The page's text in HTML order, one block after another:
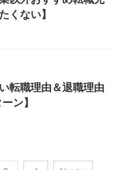
くない】
転職理由＆退職理由
ン】